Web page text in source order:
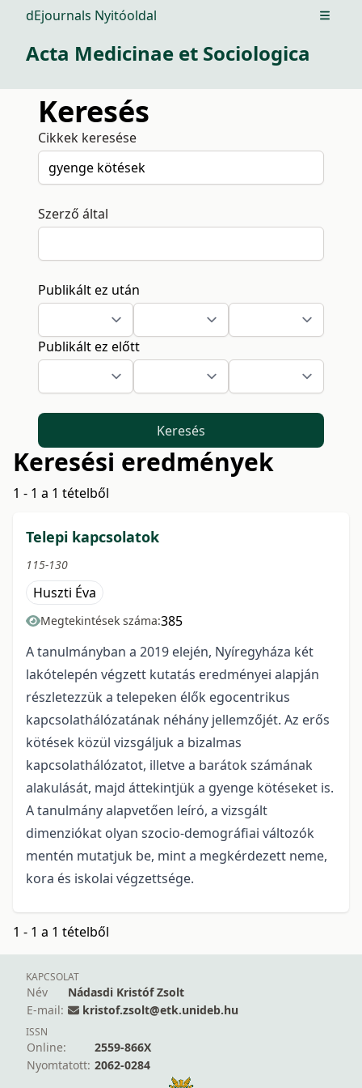
dEjournals Nyitóoldal Open
Acta Medicinae et Sociologica
Keresés
Cikkek keresése
Szerző által
Publikált ez után
Publikált ez előtt
Keresés
Keresési eredmények
1 - 1 a 1 tételből
Telepi kapcsolatok
115-130
Huszti Éva
Megtekintések száma:385
A tanulmányban a 2019 elején, Nyíregyháza két
lakótelepén végzett kutatás eredményei alapján
részletezzük a telepeken élők egocentrikus
kapcsolathálózatának néhány jellemzőjét. Az erős
kötések közül vizsgáljuk a bizalmas
kapcsolathálózatot, illetve a barátok számának
alakulását, majd áttekintjük a gyenge kötéseket is.
A tanulmány alapvetően leíró, a vizsgált
dimenziókat olyan szocio-demográfiai változók
mentén mutatjuk be, mint a megkérdezett neme,
kora és iskolai végzettsége.
1 - 1 a 1 tételből
KAPCSOLAT
Név
Nádasdi Kristóf Zsolt
E-mail:
kristof.zsolt@etk.unideb.hu
ISSN
Online:
2559-866X
Nyomtatott: 2062-0284